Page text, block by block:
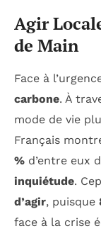
Agir
de Main
Face à
carbone. À
mode de vie
Français
% d’entre eux
inquiétude.
d’agir, puisque
face à la crise